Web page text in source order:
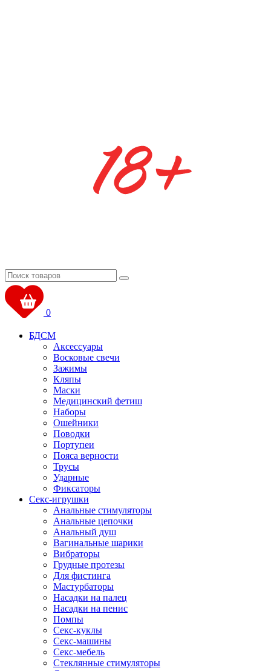
0
БДСМ
Аксессуары
Восковые свечи
Зажимы
Кляпы
Маски
Медицинский фетиш
Наборы
Ошейники
Поводки
Портупеи
Пояса верности
Трусы
Ударные
Фиксаторы
Секс-игрушки
Анальные стимуляторы
Анальные цепочки
Анальный душ
Вагинальные шарики
Вибраторы
Грудные протезы
Для фистинга
Мастурбаторы
Насадки на палец
Насадки на пенис
Помпы
Секс-куклы
Секс-машины
Секс-мебель
Стеклянные стимуляторы